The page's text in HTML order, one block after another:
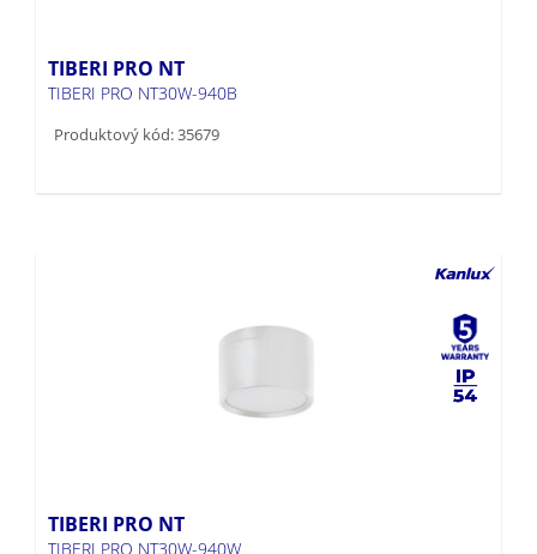
TIBERI PRO NT
TIBERI PRO NT30W-940B
Produktový kód: 35679
TIBERI PRO NT
TIBERI PRO NT30W-940W